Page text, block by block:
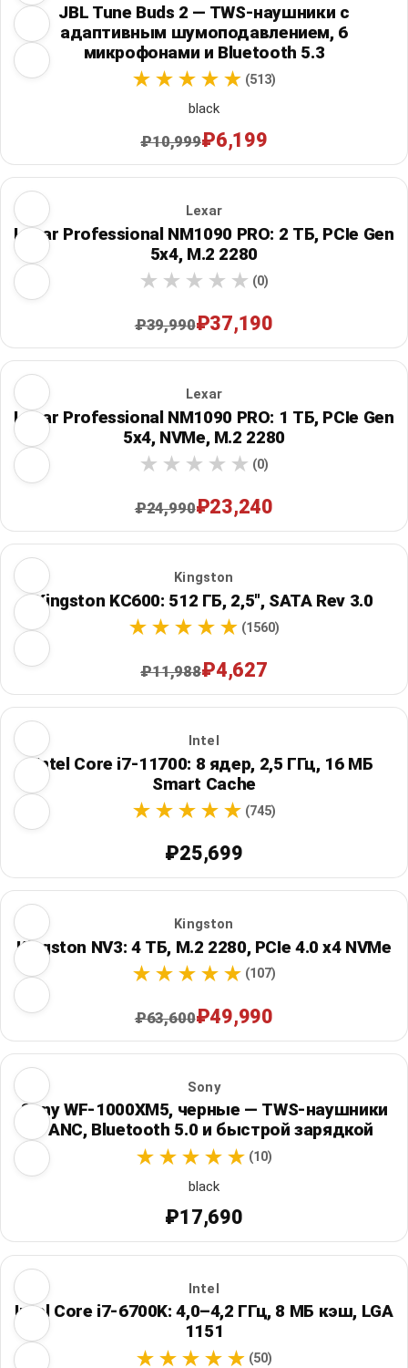
JBL Tune Buds 2 — TWS-наушники с
адаптивным шумоподавлением, 6
микрофонами и Bluetooth 5.3
(513)
black
₽10,999₽6,199
Lexar
Lexar Professional NM1090 PRO: 2 ТБ, PCIe Gen
5x4, M.2 2280
(0)
₽39,990₽37,190
Lexar
Lexar Professional NM1090 PRO: 1 ТБ, PCIe Gen
5x4, NVMe, M.2 2280
(0)
₽24,990₽23,240
Kingston
Kingston KC600: 512 ГБ, 2,5", SATA Rev 3.0
(1560)
₽11,988₽4,627
Intel
Intel Core i7-11700: 8 ядер, 2,5 ГГц, 16 МБ
Smart Cache
(745)
₽25,699
Kingston
Kingston NV3: 4 ТБ, M.2 2280, PCIe 4.0 x4 NVMe
(107)
₽63,600₽49,990
Sony
Sony WF-1000XM5, черные — TWS-наушники
с ANC, Bluetooth 5.0 и быстрой зарядкой
(10)
black
₽17,690
Intel
Intel Core i7-6700K: 4,0–4,2 ГГц, 8 МБ кэш, LGA
1151
(50)